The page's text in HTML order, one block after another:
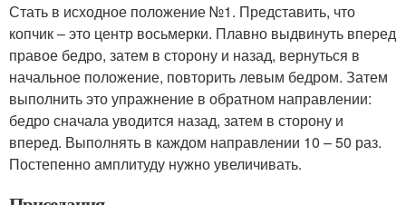
Стать в исходное положение №1. Представить, что
копчик – это центр восьмерки. Плавно выдвинуть вперед
правое бедро, затем в сторону и назад, вернуться в
начальное положение, повторить левым бедром. Затем
выполнить это упражнение в обратном направлении:
бедро сначала уводится назад, затем в сторону и
вперед. Выполнять в каждом направлении 10 – 50 раз.
Постепенно амплитуду нужно увеличивать.